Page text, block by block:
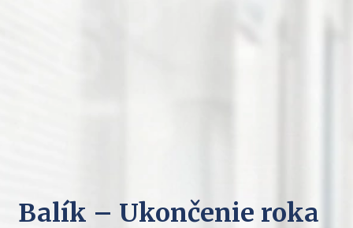
Balík – Ukončenie roka